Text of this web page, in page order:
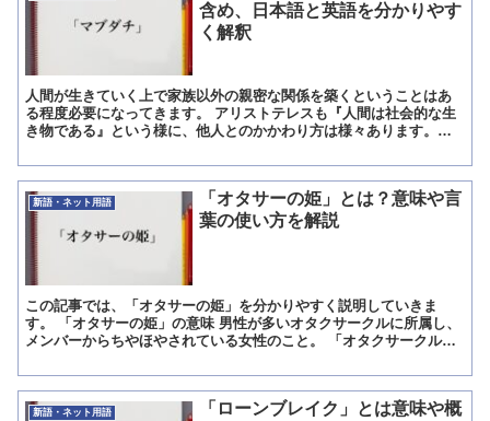
含め、日本語と英語を分かりやす
く解釈
人間が生きていく上で家族以外の親密な関係を築くということはあ
る程度必要になってきます。 アリストテレスも『人間は社会的な生
き物である』という様に、他人とのかかわり方は様々あります。
新語・ネット用語
「オタサーの姫」とは？意味や言
葉の使い方を解説
この記事では、「オタサーの姫」を分かりやすく説明していきま
す。 「オタサーの姫」の意味 男性が多いオタクサークルに所属し、
メンバーからちやほやされている女性のこと。 「オタクサークルの
新語・ネット用語 「ローンブレイク」とは意味や概